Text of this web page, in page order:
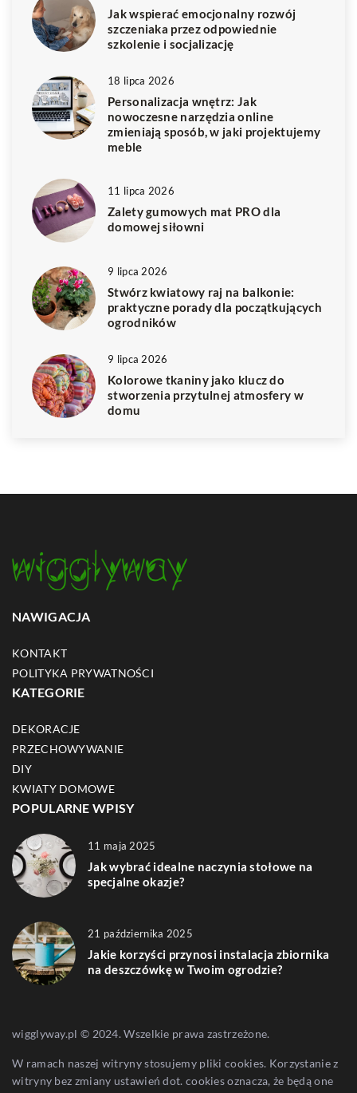
Jak wspierać emocjonalny rozwój
szczeniaka przez odpowiednie
szkolenie i socjalizację
18 lipca 2026
Personalizacja wnętrz: Jak
nowoczesne narzędzia online
zmieniają sposób, w jaki projektujemy
meble
11 lipca 2026
Zalety gumowych mat PRO dla
domowej siłowni
9 lipca 2026
Stwórz kwiatowy raj na balkonie:
praktyczne porady dla początkujących
ogrodników
9 lipca 2026
Kolorowe tkaniny jako klucz do
stworzenia przytulnej atmosfery w
domu
NAWIGACJA
KONTAKT
POLITYKA PRYWATNOŚCI
KATEGORIE
DEKORACJE
PRZECHOWYWANIE
DIY
KWIATY DOMOWE
POPULARNE WPISY
11 maja 2025
Jak wybrać idealne naczynia stołowe na
specjalne okazje?
21 października 2025
Jakie korzyści przynosi instalacja zbiornika
na deszczówkę w Twoim ogrodzie?
wigglyway.pl © 2024. Wszelkie prawa zastrzeżone.
W ramach naszej witryny stosujemy pliki cookies. Korzystanie z
witryny bez zmiany ustawień dot. cookies oznacza, że będą one